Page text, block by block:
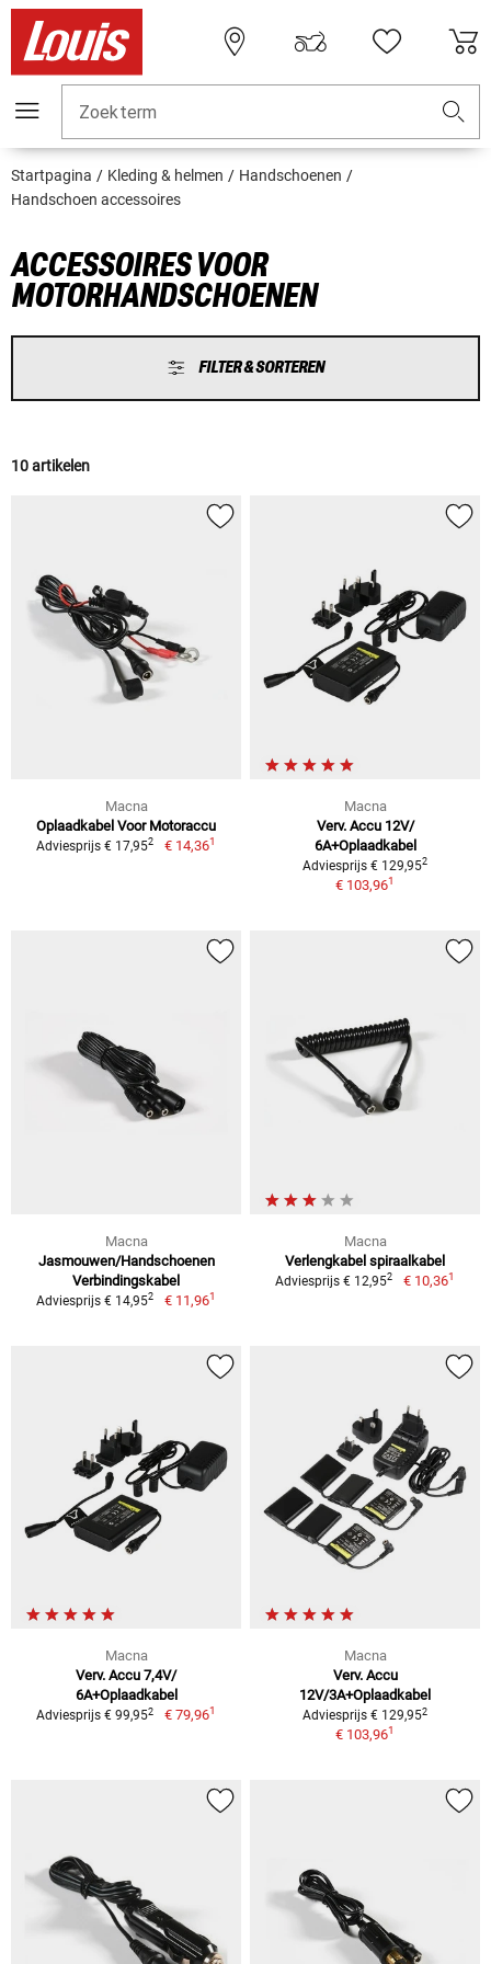
Zoekterm
Startpagina Kleding & helmen
Handschoenen
Handschoen accessoires
ACCESSOIRES VOOR
MOTORHANDSCHOENEN
FILTER & SORTEREN
10 artikelen
Macna
Oplaadkabel Voor Motoraccu
Adviesprijs € 17,952 € 14,361
Macna
Verv. Accu 12V/
6A+Oplaadkabel
Adviesprijs € 129,952
€ 103,961
Macna
Jasmouwen/Handschoenen
Verbindingskabel
Adviesprijs € 14,952 € 11,961
Macna
Verlengkabel spiraalkabel
Adviesprijs € 12,952 € 10,361
Macna
Verv. Accu 7,4V/
6A+Oplaadkabel
Adviesprijs € 99,952 € 79,961
Macna
Verv. Accu
12V/3A+Oplaadkabel
Adviesprijs € 129,952
€ 103,961